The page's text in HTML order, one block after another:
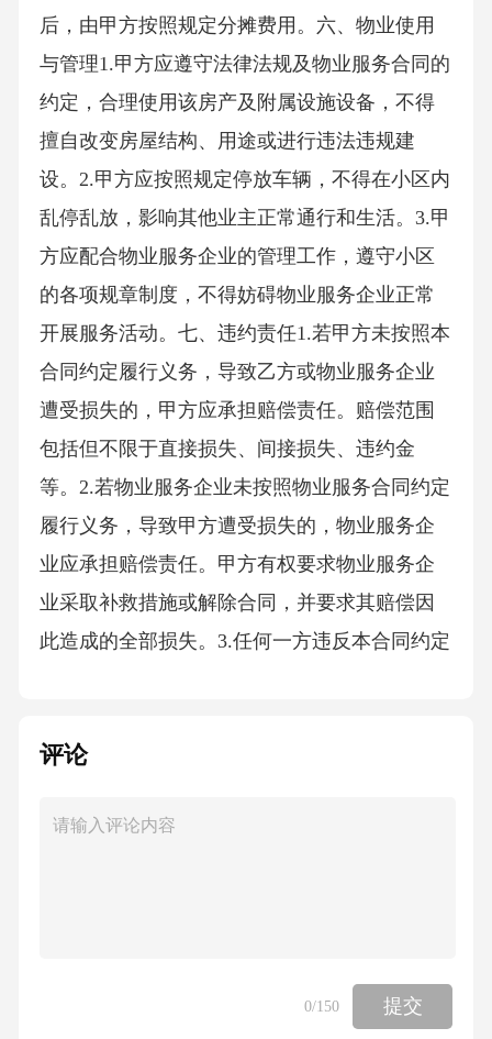
后，由甲方按照规定分摊费用。六、物业使用
与管理1.甲方应遵守法律法规及物业服务合同的
约定，合理使用该房产及附属设施设备，不得
擅自改变房屋结构、用途或进行违法违规建
设。2.甲方应按照规定停放车辆，不得在小区内
乱停乱放，影响其他业主正常通行和生活。3.甲
方应配合物业服务企业的管理工作，遵守小区
的各项规章制度，不得妨碍物业服务企业正常
开展服务活动。七、违约责任1.若甲方未按照本
合同约定履行义务，导致乙方或物业服务企业
遭受损失的，甲方应承担赔偿责任。赔偿范围
包括但不限于直接损失、间接损失、违约金
等。2.若物业服务企业未按照物业服务合同约定
履行义务，导致甲方遭受损失的，物业服务企
业应承担赔偿责任。甲方有权要求物业服务企
业采取补救措施或解除合同，并要求其赔偿因
此造成的全部损失。3.任何一方违反本合同约定
释及争议解决均适用中华人民共和国法律。2.双
协商解决；协商不成的，任何一方均有权向有
力。2.本合同未尽事宜，可由双方另行签订补充
协议。补充协议与本合同具有同等法律效力。
评论
0/150 提交